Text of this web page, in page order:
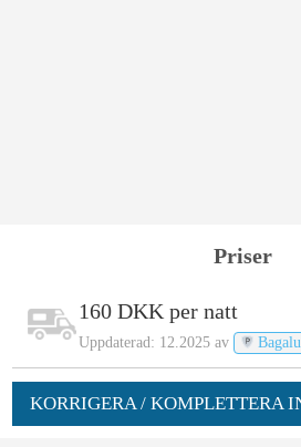
Priser
160 DKK per natt
Uppdaterad: 12.2025 av
KORRIGERA / KOMPLETTERA